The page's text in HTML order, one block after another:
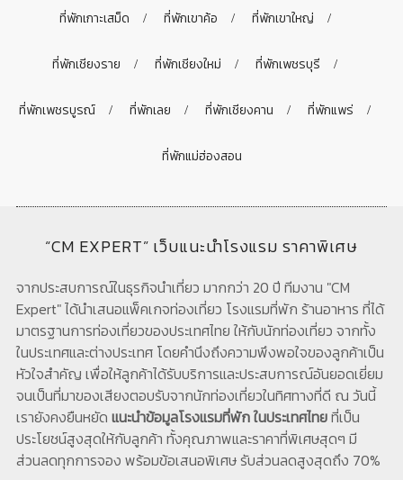
ที่พักเกาะเสม็ด ที่พักเขาค้อ ที่พักเขาใหญ่
ที่พักเชียงราย ที่พักเชียงใหม่ ที่พักเพชรบุรี
ที่พักเพชรบูรณ์ ที่พักเลย ที่พักเชียงคาน ที่พักแพร่
ที่พักแม่ฮ่องสอน
“CM EXPERT” เว็บแนะนำโรงแรม ราคาพิเศษ
จากประสบการณ์ในธุรกิจนำเที่ยว มากกว่า 20 ปี ทีมงาน "CM
Expert" ได้นำเสนอแพ็คเกจท่องเที่ยว โรงแรมที่พัก ร้านอาหาร ที่ได้
มาตรฐานการท่องเที่ยวของประเทศไทย ให้กับนักท่องเที่ยว จากทั้ง
ในประเทศและต่างประเทศ โดยคำนึงถึงความพึงพอใจของลูกค้าเป็น
หัวใจสำคัญ เพื่อให้ลูกค้าได้รับบริการและประสบการณ์อันยอดเยี่ยม
จนเป็นที่มาของเสียงตอบรับจากนักท่องเที่ยวในทิศทางที่ดี ณ วันนี้
เรายังคงยืนหยัด แนะนำข้อมูลโรงแรมที่พัก ในประเทศไทยที่เป็น
ประโยชน์สูงสุดให้กับลูกค้า ทั้งคุณภาพและราคาที่พิเศษสุดๆ มี
ส่วนลดทุกการจอง พร้อมข้อเสนอพิเศษ รับส่วนลดสูงสุดถึง 70%